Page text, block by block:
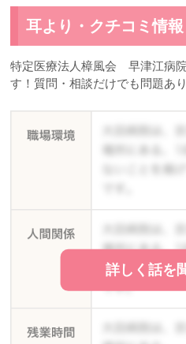
耳より・クチコミ情報
特定医療法人樟風会 早津江病
す！質問・相談だけでも問題あ
詳しく話を